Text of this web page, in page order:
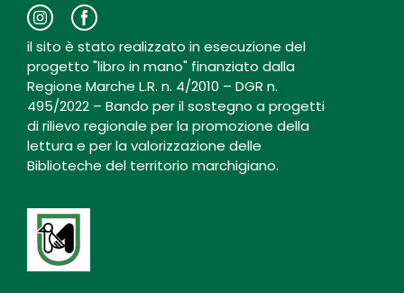
il sito è stato realizzato in esecuzione del
progetto "libro in mano" finanziato dalla
Regione Marche L.R. n. 4/2010 – DGR n.
495/2022 – Bando per il sostegno a progetti
di rilievo regionale per la promozione della
lettura e per la valorizzazione delle
Biblioteche del territorio marchigiano.